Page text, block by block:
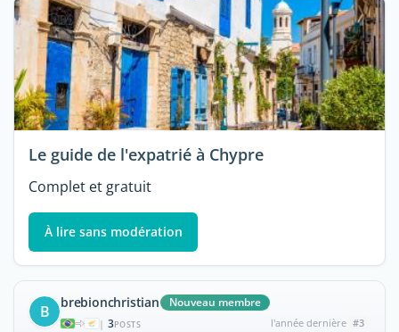
Le guide de l'expatrié à Chypre
Complet et gratuit
À lire sans modération
B brebionchristian Nouveau membre
| 3POSTS l'année dernière #3